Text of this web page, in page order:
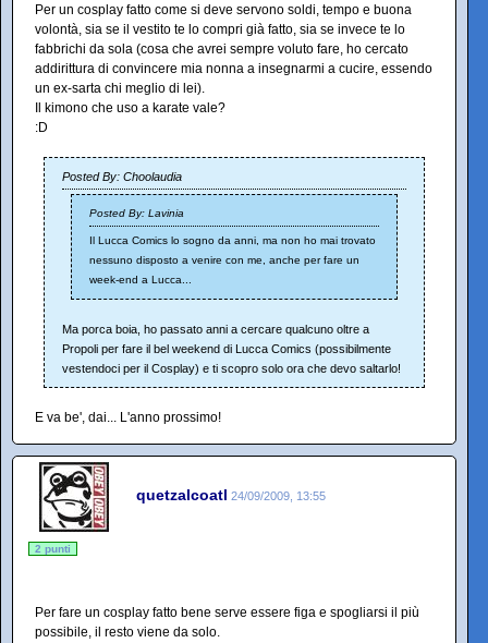
Per un cosplay fatto come si deve servono soldi, tempo e buona
volontà, sia se il vestito te lo compri già fatto, sia se invece te lo
fabbrichi da sola (cosa che avrei sempre voluto fare, ho cercato
addirittura di convincere mia nonna a insegnarmi a cucire, essendo
un ex-sarta chi meglio di lei).
Il kimono che uso a karate vale?
:D
Posted By: Choolaudia
Posted By: Lavinia
Il Lucca Comics lo sogno da anni, ma non ho mai trovato
nessuno disposto a venire con me, anche per fare un
week-end a Lucca...
Ma porca boia, ho passato anni a cercare qualcuno oltre a
Propoli per fare il bel weekend di Lucca Comics (possibilmente
vestendoci per il Cosplay) e ti scopro solo ora che devo saltarlo!
E va be', dai... L'anno prossimo!
quetzalcoatl 24/09/2009, 13:55
2 punti
Per fare un cosplay fatto bene serve essere figa e spogliarsi il più
possibile, il resto viene da solo.